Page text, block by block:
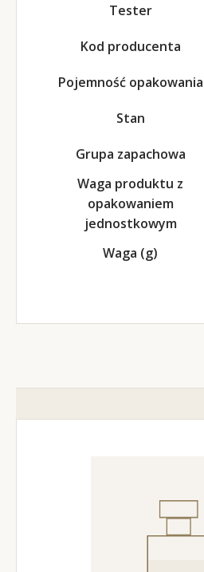
Tester
Kod producenta
Pojemność opakowania
Stan
Grupa zapachowa
Waga produktu z
opakowaniem
jednostkowym
Waga (g)